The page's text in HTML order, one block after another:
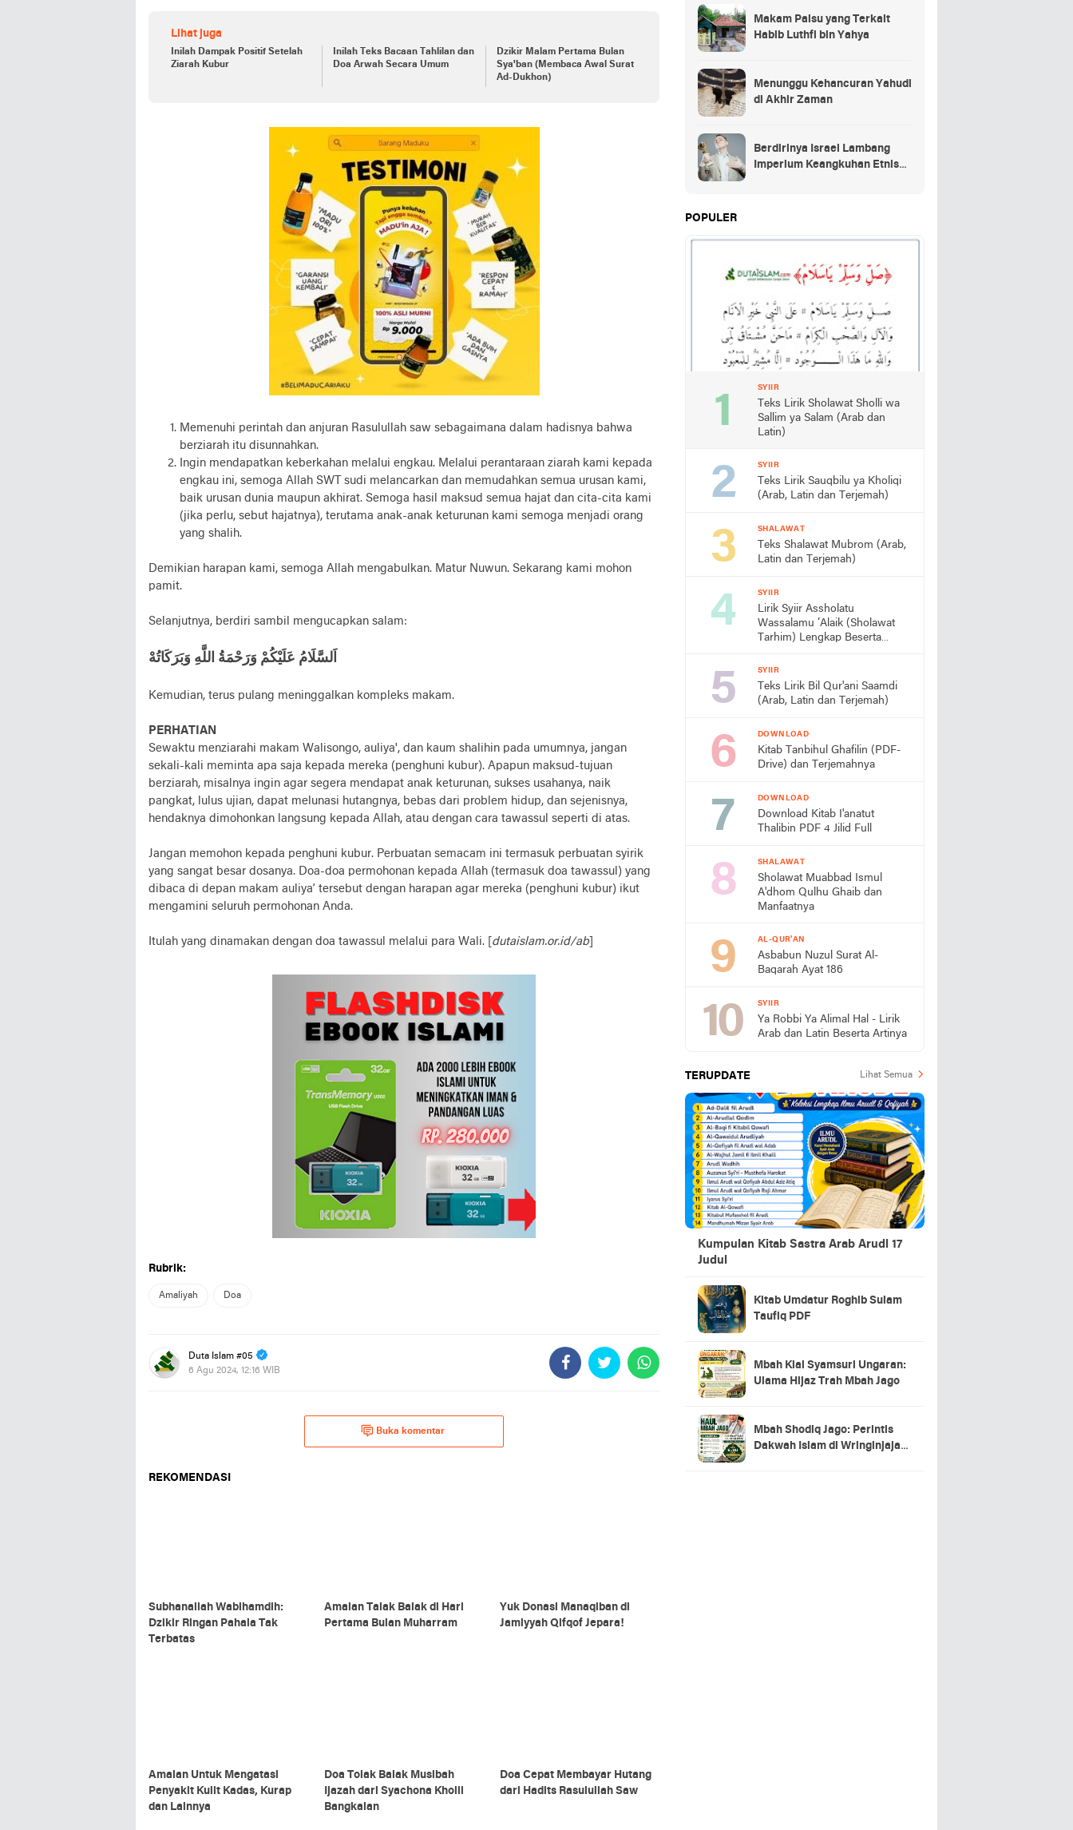
Lihat juga
Inilah Dampak Positif Setelah
Ziarah Kubur
Inilah Teks Bacaan Tahlilan dan
Doa Arwah Secara Umum
Dzikir Malam Pertama Bulan
Sya'ban (Membaca Awal Surat
Ad-Dukhon)
Memenuhi perintah dan anjuran Rasulullah saw sebagaimana dalam hadisnya bahwa
berziarah itu disunnahkan.
Ingin mendapatkan keberkahan melalui engkau. Melalui perantaraan ziarah kami kepada
engkau ini, semoga Allah SWT sudi melancarkan dan memudahkan semua urusan kami,
baik urusan dunia maupun akhirat. Semoga hasil maksud semua hajat dan cita-cita kami
(jika perlu, sebut hajatnya), terutama anak-anak keturunan kami semoga menjadi orang
yang shalih.
Demikian harapan kami, semoga Allah mengabulkan. Matur Nuwun. Sekarang kami mohon
pamit.
Selanjutnya, berdiri sambil mengucapkan salam:
اَلسَّلَامُ عَلَيْكُمْ وَرَحْمَةُ اللَّهِ وَبَرَكَاتُهْ
Kemudian, terus pulang meninggalkan kompleks makam.
PERHATIAN
Sewaktu menziarahi makam Walisongo, auliya', dan kaum shalihin pada umumnya, jangan
sekali-kali meminta apa saja kepada mereka (penghuni kubur). Apapun maksud-tujuan
berziarah, misalnya ingin agar segera mendapat anak keturunan, sukses usahanya, naik
pangkat, lulus ujian, dapat melunasi hutangnya, bebas dari problem hidup, dan sejenisnya,
hendaknya dimohonkan langsung kepada Allah, atau dengan cara tawassul seperti di atas.
Jangan memohon kepada penghuni kubur. Perbuatan semacam ini termasuk perbuatan syirik
yang sangat besar dosanya. Doa-doa permohonan kepada Allah (termasuk doa tawassul) yang
dibaca di depan makam auliya’ tersebut dengan harapan agar mereka (penghuni kubur) ikut
mengamini seluruh permohonan Anda.
Itulah yang dinamakan dengan doa tawassul melalui para Wali. [ dutaislam.or.id/ab]
Rubrik:
Amaliyah Doa
Duta Islam #05
6 Agu 2024, 12:16 WIB
Buka komentar
REKOMENDASI
Subhanallah Wabihamdih:
Dzikir Ringan Pahala Tak
Terbatas
Amalan Talak Balak di Hari
Pertama Bulan Muharram
Yuk Donasi Manaqiban di
Jamiyyah Qifqof Jepara!
Amalan Untuk Mengatasi
Penyakit Kulit Kadas, Kurap
dan Lainnya
Doa Tolak Balak Musibah
Ijazah dari Syachona Kholil
Bangkalan
Doa Cepat Membayar Hutang
dari Hadits Rasulullah Saw
Makam Palsu yang Terkait
Habib Luthfi bin Yahya
Menunggu Kehancuran Yahudi
di Akhir Zaman
Berdirinya Israel Lambang
Imperium Keangkuhan Etnis
POPULER
SYIIR
Teks Lirik Sholawat Sholli wa
Sallim ya Salam (Arab dan
Latin)
SYIIR
Teks Lirik Sauqbilu ya Kholiqi
(Arab, Latin dan Terjemah)
SHALAWAT
Teks Shalawat Mubrom (Arab,
Latin dan Terjemah)
SYIIR
Lirik Syiir Assholatu
Wassalamu ‘Alaik (Sholawat
Tarhim) Lengkap Beserta
SYIIR
Teks Lirik Bil Qur'ani Saamdi
(Arab, Latin dan Terjemah)
DOWNLOAD
Kitab Tanbihul Ghafilin (PDF-
Drive) dan Terjemahnya
DOWNLOAD
Download Kitab I'anatut
Thalibin PDF 4 Jilid Full
SHALAWAT
Sholawat Muabbad Ismul
A'dhom Qulhu Ghaib dan
Manfaatnya
AL-QUR'AN
Asbabun Nuzul Surat Al-
Baqarah Ayat 186
SYIIR
Ya Robbi Ya Alimal Hal - Lirik
Arab dan Latin Beserta Artinya
TERUPDATE Lihat Semua
Kumpulan Kitab Sastra Arab Arudl 17
Judul
Kitab Umdatur Roghib Sulam
Taufiq PDF
Mbah Kiai Syamsuri Ungaran:
Ulama Hijaz Trah Mbah Jago
Mbah Shodiq Jago: Perintis
Dakwah Islam di Wringinjajar,